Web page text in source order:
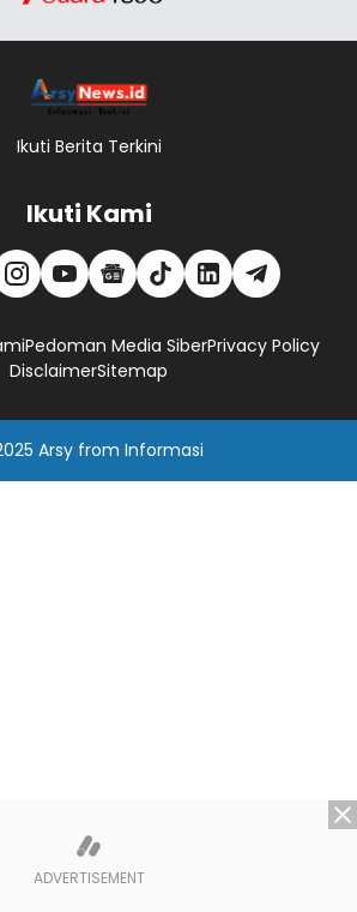
Ikuti Berita Terkini
Ikuti Kami
Pedoman Media SiberPrivacy Policy
DisclaimerSitemap
Arsyfrom Informasi